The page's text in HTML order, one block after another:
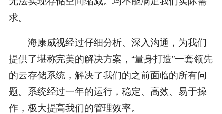
求。
海康威视经过仔细分析、深入沟通，为我们
提供了堪称完美的解决方案，“量身打造”一套领先
的云存储系统，解决了我们的之前面临的所有问
题。系统经过一年的运行，稳定、高效、易于操
作，极大提高我们的管理效率。